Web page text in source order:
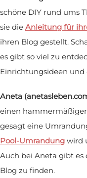
schöne DIY rund ums
sie die Anleitung für
ihren Blog gestellt.
es gibt so viel zu
Einrichtungsideen und
Aneta
einen
gesagt eine
Pool-Umrandung wird
Auch bei Aneta gibt
Blog zu finden.